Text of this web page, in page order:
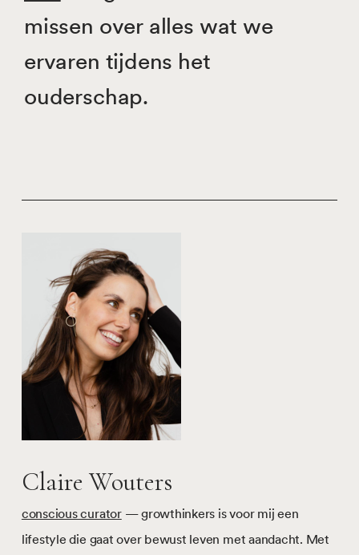
missen over alles wat we
ervaren tijdens het
ouderschap.
Claire Wouters
conscious curator— growthinkers is voor mij een
lifestyle die gaat over bewust leven met aandacht. Met